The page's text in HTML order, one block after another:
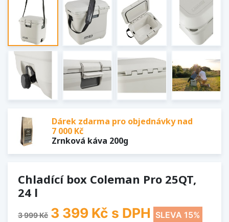
Dárek zdarma pro objednávky nad
7 000 Kč
Zrnková káva 200g
Chladící box Coleman Pro 25QT,
24 l
3 999 Kč 3 399 Kč s DPH SLEVA 15%